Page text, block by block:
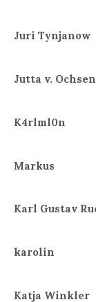
Juri Tynjanow
Jutta v.
K4rlml0n
Markus
Karl Gustav
karolin
Katja Winkler